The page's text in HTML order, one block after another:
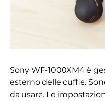
Sony WF-1000XM4 è
esterno delle cuffie.
da usare. Le